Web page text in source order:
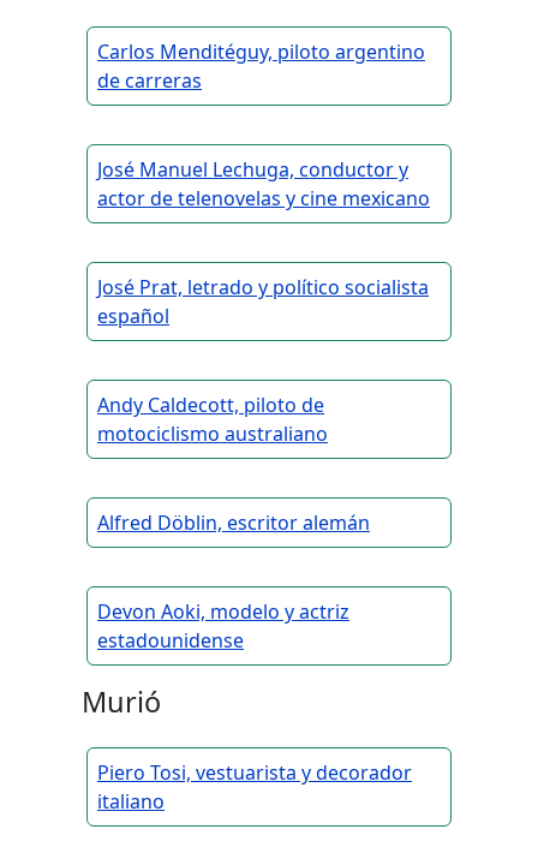
Carlos Menditéguy, piloto argentino
de carreras
José Manuel Lechuga, conductor y
actor de telenovelas y cine mexicano
José Prat, letrado y político socialista
español
Andy Caldecott, piloto de
motociclismo australiano
Alfred Döblin, escritor alemán
Devon Aoki, modelo y actriz
estadounidense
Murió
Piero Tosi, vestuarista y decorador
italiano